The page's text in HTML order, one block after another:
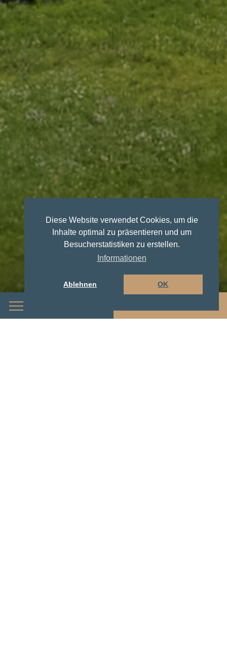
Diese Website verwendet Cookies, um die
Inhalte optimal zu präsentieren und um
Besucherstatistiken zu erstellen.
Informationen
Ablehnen OK